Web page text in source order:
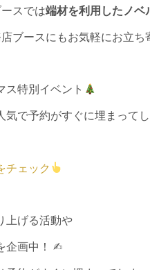
スでは端材を利用したノベ
ブースにもお気軽にお立ち
ス特別イベント
気で予約がすぐに埋まって
チェック
上げる活動や
企画中！ ✍︎